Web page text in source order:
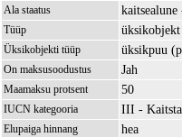
Ala staatus
Tüüp üksikobjekt
Üksikobjekti tüüp üksikpuu
On maksusoodustus Jah
Maamaksu protsent 50
IUCN kategooria III -
Elupaiga hinnang hea